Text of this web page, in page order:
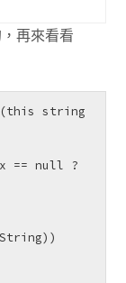
再來看看
string